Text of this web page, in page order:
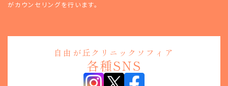
がカウンセリングを行います。
自由が丘クリニックソフィア
各種SNS